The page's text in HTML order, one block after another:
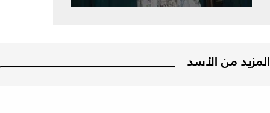
المزيد من الأسد